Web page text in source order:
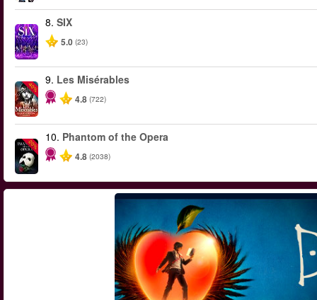
8. SIX
5.0 (23)
-40%
9. Les Misérables
4.8 (722)
-20%
10. Phantom of the Opera
4.8 (2038)